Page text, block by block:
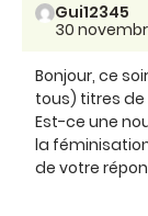
Gui12345
30
Bonjour, ce
tous) titres de
Est-ce une
la
de votre